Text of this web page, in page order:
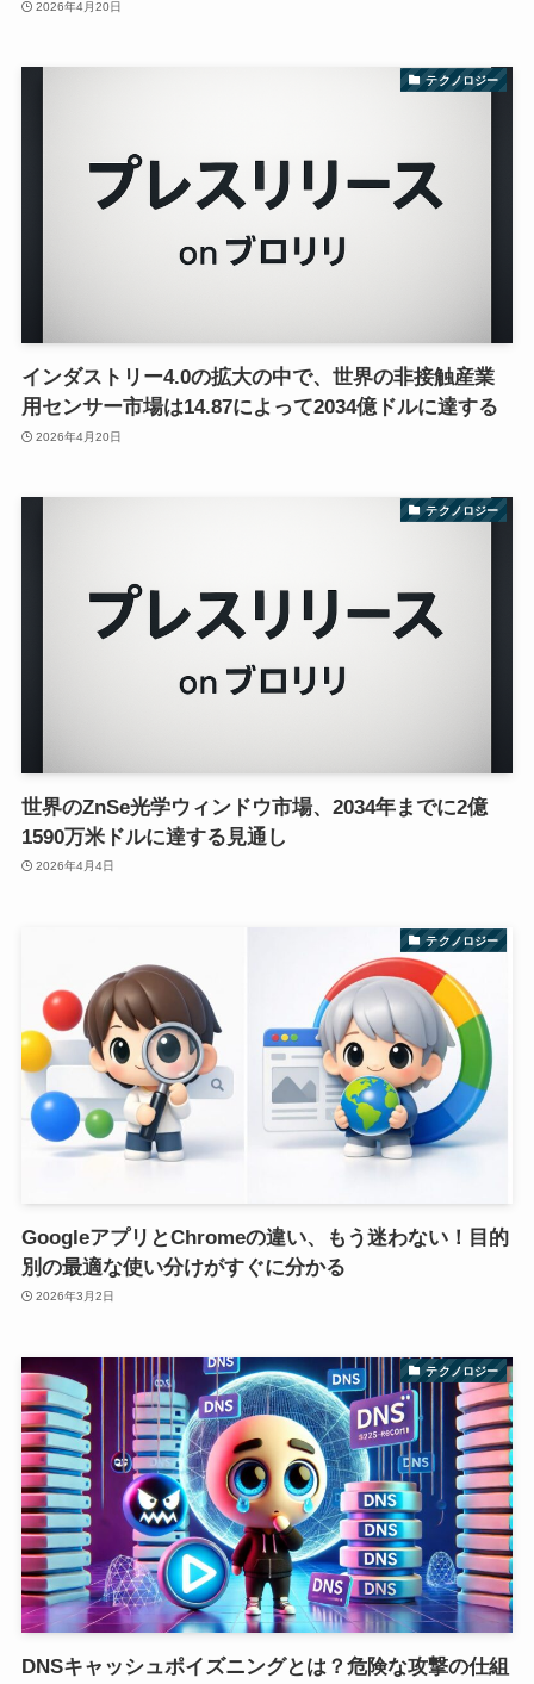
2026年4月20日
テクノロジー
インダストリー4.0の拡大の中で、世界の非接触産業
用センサー市場は14.87によって2034億ドルに達する
2026年4月20日
テクノロジー
世界のZnSe光学ウィンドウ市場、2034年までに2億
1590万米ドルに達する見通し
2026年4月4日
テクノロジー
GoogleアプリとChromeの違い、もう迷わない！目的
別の最適な使い分けがすぐに分かる
2026年3月2日
テクノロジー
DNSキャッシュポイズニングとは？危険な攻撃の仕組